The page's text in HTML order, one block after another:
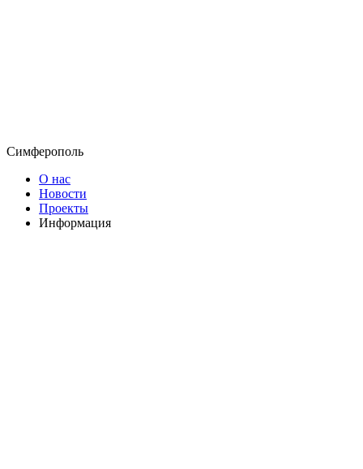
Симферополь
О нас
Новости
Проекты
Информация